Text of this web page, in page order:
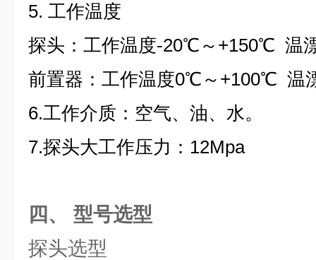
5. 工作温度
探头：工作温度-20℃～+150℃ 温
前置器：工作温度0℃～+100℃ 温
6.工作介质：空气、油、水。
7.探头大工作压力：12Mpa
四、 型号选型
探头选型